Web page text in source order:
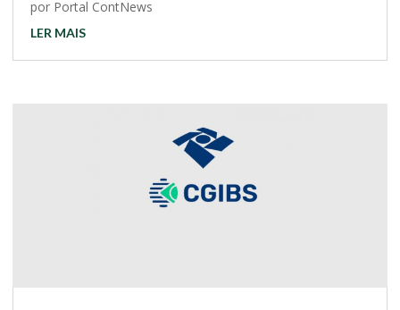
por Portal ContNews
LER MAIS